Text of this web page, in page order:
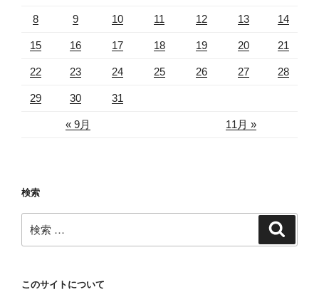
« 9月 11月 »
8 9 10 11 12 13 14
15 16 17 18 19 20 21
22 23 24 25 26 27 28
29 30 31
検索
検
索:
このサイトについて